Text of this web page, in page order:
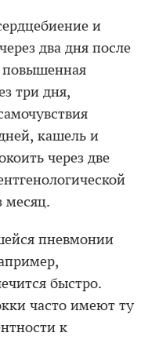
и
два дня после
повышенная
три дня,
кашель и
через две
месяц.
пневмонии
быстро.
часто имеют ту
к